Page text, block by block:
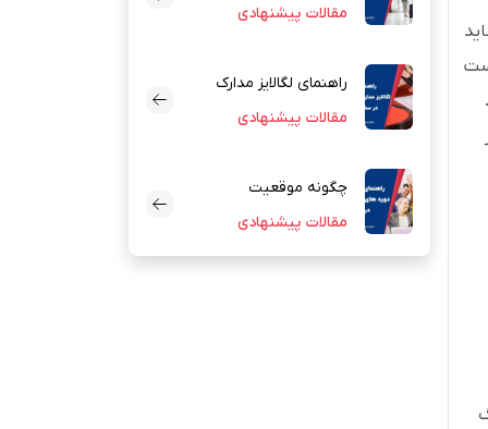
آوسبیلدونگ
مقالات پیشنهادی
راهنمای لگالایز مدارک
سفارت آلمان
مقالات پیشنهادی
چگونه موقعیت
آوسبیلدونگ پیدا کنیم
مقالات پیشنهادی